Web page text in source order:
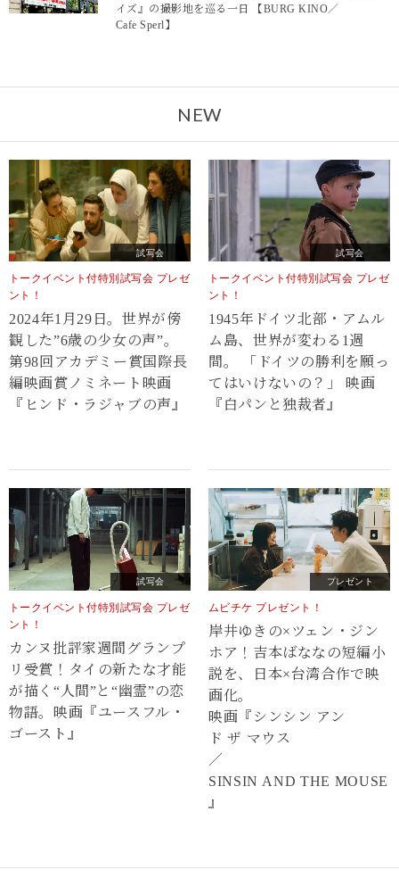
イズ』の撮影地を巡る一日 【BURG KINO／
Cafe Sperl】
NEW
試写会
トークイベント付特別試写会 プレゼ
ント！
2024年1月29日。世界が傍
観した”6歳の少女の声”。
第98回アカデミー賞国際長
編映画賞ノミネート映画
『ヒンド・ラジャブの声』
試写会
トークイベント付特別試写会 プレゼ
ント！
1945年ドイツ北部・アムル
ム島、世界が変わる1週
間。 「ドイツの勝利を願っ
てはいけないの？」 映画
『白パンと独裁者』
試写会
トークイベント付特別試写会 プレゼ
ント！
カンヌ批評家週間グランプ
リ受賞！タイの新たな才能
が描く“⼈間”と“幽霊”の恋
物語。映画『ユースフル・
ゴースト』
プレゼント
ムビチケ プレゼント！
岸井ゆきの×ツェン・ジン
ホア！吉本ばななの短編小
説を、日本×台湾合作で映
画化。
映画『シンシン アン
ド ザ マウス
／
SINSIN AND THE MOUSE
』